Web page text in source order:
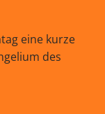
eine kurze
des